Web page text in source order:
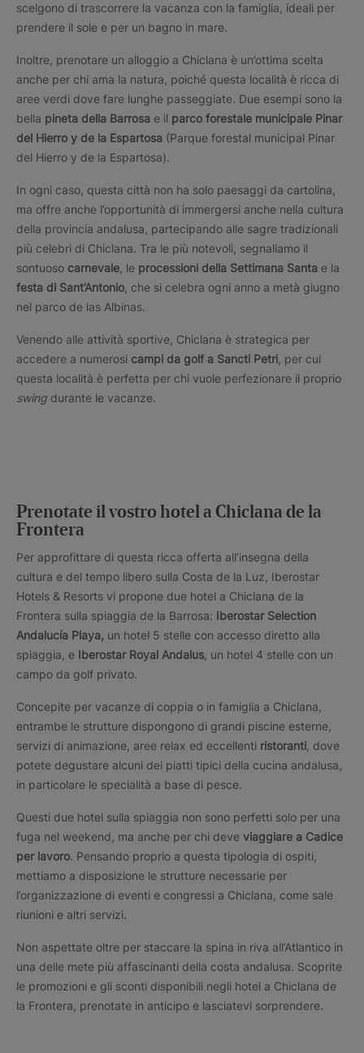
scelgono di trascorrere la vacanza con la famiglia, ideali per
prendere il sole e per un bagno in mare.
Inoltre, prenotare un alloggio a Chiclana è un’ottima scelta
anche per chi ama la natura, poiché questa località è ricca di
aree verdi dove fare lunghe passeggiate. Due esempi sono la
bella pineta della Barrosa e il parco forestale municipale Pinar
del Hierro y de la Espartosa (Parque forestal municipal Pinar
del Hierro y de la Espartosa).
In ogni caso, questa città non ha solo paesaggi da cartolina,
ma offre anche l’opportunità di immergersi anche nella cultura
della provincia andalusa, partecipando alle sagre tradizionali
più celebri di Chiclana. Tra le più notevoli, segnaliamo il
sontuoso carnevale , le processioni della Settimana Santa e la
festa di Sant’Antonio , che si celebra ogni anno a metà giugno
nel parco de las Albinas.
Venendo alle attività sportive, Chiclana è strategica per
accedere a numerosi campi da golf a Sancti Petri , per cui
questa località è perfetta per chi vuole perfezionare il proprio
swing durante le vacanze.
Prenotate il vostro hotel a Chiclana de la
Frontera
Per approfittare di questa ricca offerta all’insegna della
cultura e del tempo libero sulla Costa de la Luz, Iberostar
Hotels & Resorts vi propone due hotel a Chiclana de la
Frontera sulla spiaggia de la Barrosa: Iberostar Selection
Andalucía Playa, un hotel 5 stelle con accesso diretto alla
spiaggia, e Iberostar Royal Andalus , un hotel 4 stelle con un
campo da golf privato.
Concepite per vacanze di coppia o in famiglia a Chiclana,
entrambe le strutture dispongono di grandi piscine esterne,
servizi di animazione, aree relax ed eccellenti ristoranti , dove
potete degustare alcuni dei piatti tipici della cucina andalusa,
in particolare le specialità a base di pesce.
Questi due hotel sulla spiaggia non sono perfetti solo per una
fuga nel weekend, ma anche per chi deve viaggiare a Cadice
per lavoro. Pensando proprio a questa tipologia di ospiti,
mettiamo a disposizione le strutture necessarie per
l’organizzazione di eventi e congressi a Chiclana, come sale
riunioni e altri servizi.
Non aspettate oltre per staccare la spina in riva all’Atlantico in
una delle mete più affascinanti della costa andalusa. Scoprite
le promozioni e gli sconti disponibili negli hotel a Chiclana de
la Frontera, prenotate in anticipo e lasciatevi sorprendere.